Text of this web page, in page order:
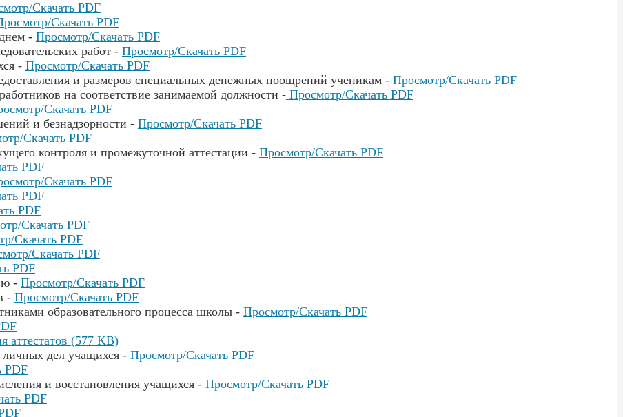
Скачать PDF
Скачать PDF
- Просмотр/Скачать PDF
работ - Просмотр/Скачать PDF
- Просмотр/Скачать PDF
и размеров специальных денежных поощрений ученикам - Просмотр/Скачать PDF
на соответствие занимаемой должности - Просмотр/Скачать PDF
Скачать PDF
и безнадзорности - Просмотр/Скачать PDF
Скачать PDF
контроля и промежуточной аттестации - Просмотр/Скачать PDF
PDF
Скачать PDF
PDF
PDF
Скачать PDF
Скачать PDF
Скачать PDF
PDF
- Просмотр/Скачать PDF
- Просмотр/Скачать PDF
образовательного процесса школы - Просмотр/Скачать PDF
аттестатов (577 KB)
дел учащихся - Просмотр/Скачать PDF
PDF
и восстановления учащихся - Просмотр/Скачать PDF
PDF